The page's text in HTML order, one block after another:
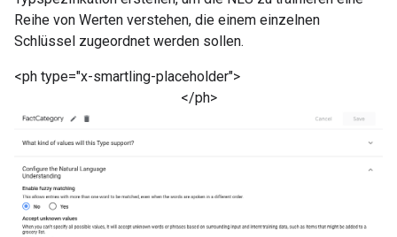
Reihe von Werten verstehen, die einem einzelnen
Schlüssel zugeordnet werden sollen.
<ph type="x-smartling-placeholder">
</ph>